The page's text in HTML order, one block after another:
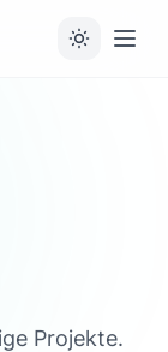
Projekte.